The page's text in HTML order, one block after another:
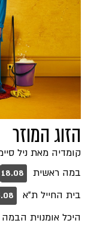
הזוג המוזר
קומדיה מאת ניל
במה ראשית
18.08
בית החייל ת"א
היכל אומנוית